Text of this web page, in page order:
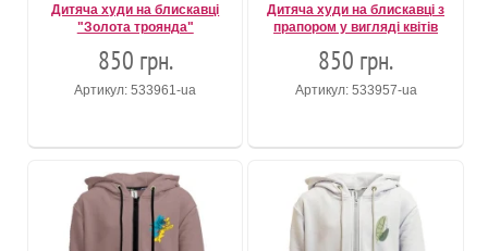
Дитяча худи на блискавці
"Золота троянда"
850 грн.
Артикул: 533961-ua
Дитяча худи на блискавці з
прапором у вигляді квітів
850 грн.
Артикул: 533957-ua